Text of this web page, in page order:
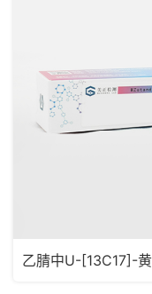
乙腈中U-[13C17]-